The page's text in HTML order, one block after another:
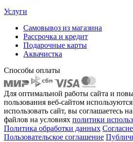
Услуги
Самовывоз из магазина
Рассрочка и кредит
Подарочные карты
Аквачистка
Способы оплаты
Для оптимальной работы сайта и
пользования веб-сайтом
использовать сайт, вы соглашаетесь
файлов на условиях политики
Политика обработки данных
Пользовательское соглашение